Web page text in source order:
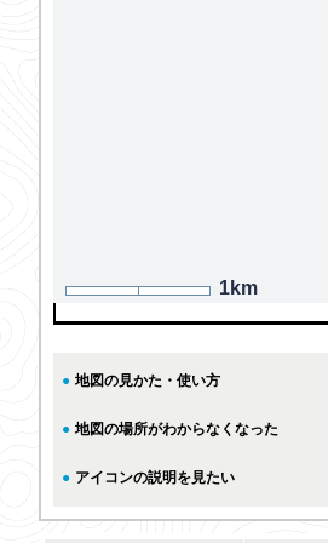
1km
● 地図の見かた・使い方
● 地図の場所がわからなくなった
● アイコンの説明を見たい